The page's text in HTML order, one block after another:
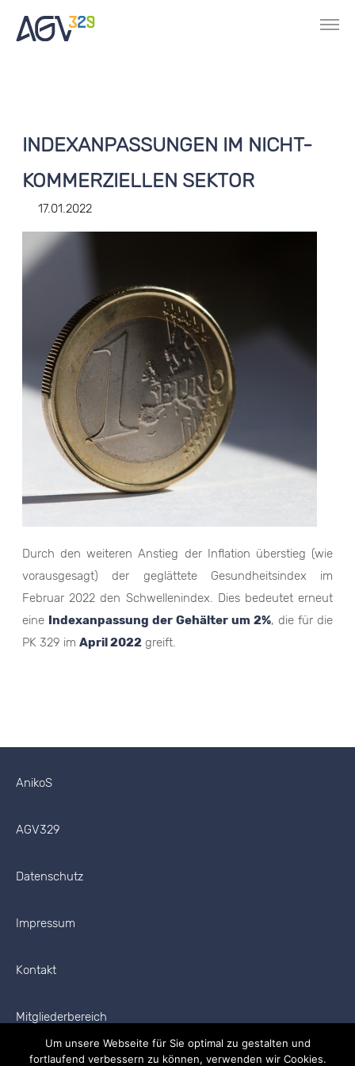
INDEXANPASSUNGEN IM NICHT-
KOMMERZIELLEN SEKTOR
17.01.2022
Durch den weiteren Anstieg der Inflation überstieg (wie
vorausgesagt) der geglättete Gesundheitsindex im
Februar 2022 den Schwellenindex. Dies bedeutet erneut
eine Indexanpassung der Gehälter um 2%, die für die
PK 329 im April 2022 greift.
AnikoS
AGV329
Datenschutz
Impressum
Kontakt
Mitgliederbereich
Um unsere Webseite für Sie optimal zu gestalten und
fortlaufend verbessern zu können, verwenden wir Cookies.